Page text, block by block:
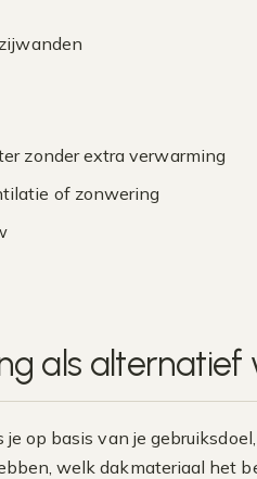
zonder extra verwarming
of zonwering
als alternatief
op basis van je
welk dakmateriaal het